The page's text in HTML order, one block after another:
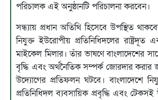
পরিচালক এই অনুষ্ঠানটি পরিচালনা করবেন।
সন্ধ্যায় প্রধান অতিথি হিসেবে উপস্থিত
নিযুক্ত ইউরোপীয় প্রতিনিধিদলের রাষ্ট্রদূত
মাইকেল মিলার। তাঁর ভাষণে বাংলাদেশের
বৃদ্ধি এবং অর্থনৈতিক সম্পর্ক জোরদার
উদ্যোগের প্রতিফলন ঘটবে। বাংলাদেশে
প্রতিনিধিদল ব্যবসায়িক প্রবৃদ্ধি এবং টেকসই